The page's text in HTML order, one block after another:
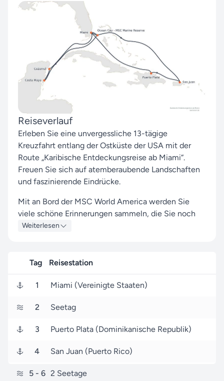
Reiseverlauf
Erleben Sie eine unvergessliche 13-tägige
Kreuzfahrt entlang der Ostküste der USA mit der
Route „Karibische Entdeckungsreise ab Miami“.
Freuen Sie sich auf atemberaubende Landschaften
und faszinierende Eindrücke.
Mit an Bord der MSC World America werden Sie
viele schöne Erinnerungen sammeln, die Sie noch
lange begleiten werden.
Miami, San Juan und Ocean Cay - MSC Marine
Reserve an, wo spannende Land und Kultur auf Sie
warten.
Ihre Reise beginnt am 11. Dezember 2027 in Miami
(USA) und führt Sie über 13 Tage bis zu Ihrem
Heimathafen Miami (USA), den Sie am 24.
Seereisen.de ist Ihr zuverlässiger Partner für MSC
Cruises-Reisen. Unser Ziel ist es, Ihnen mit unserer
Weiterlesen
Tag Reisestation
1 Miami (Vereinigte Staaten)
2 Seetag
3 Puerto Plata (Dominikanische Republik)
4 San Juan (Puerto Rico)
5 - 6 2 Seetage